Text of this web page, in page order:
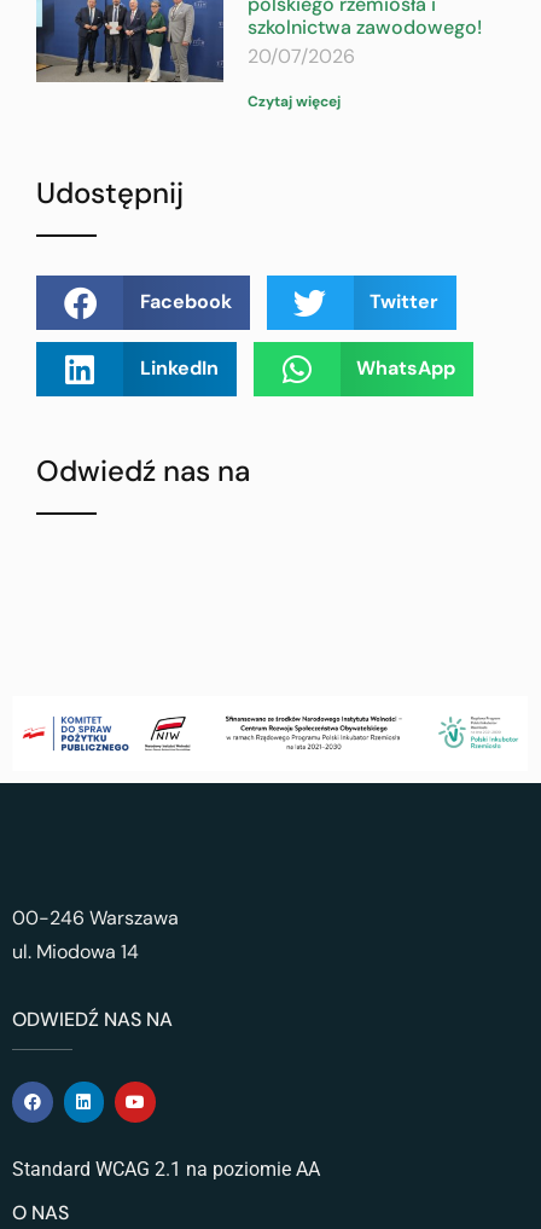
szkolnictwa zawodowego!
20/07/2026
Czytaj więcej
Udostępnij
Facebook Twitter
LinkedIn WhatsApp
Odwiedź nas na
00-246 Warszawa
ul. Miodowa 14
ODWIEDŹ NAS NA
Standard WCAG 2.1 na poziomie AA
O NAS